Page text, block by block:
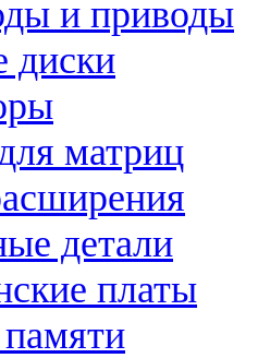
и приводы
диски
матриц
детали
платы